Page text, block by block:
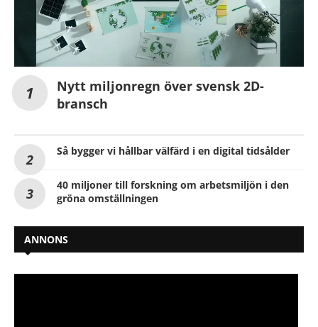
Nytt miljonregn över svensk 2D-
bransch
Så bygger vi hållbar välfärd i en digital tidsålder
40 miljoner till forskning om arbetsmiljön i den
gröna omställningen
ANNONS